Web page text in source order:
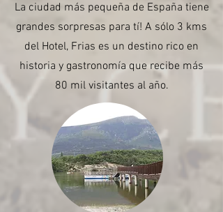
La ciudad más pequeña de España tiene
grandes sorpresas para tí! A sólo 3 kms
del Hotel, Frias es un destino rico en
historia y gastronomía que recibe más
80 mil visitantes al año.